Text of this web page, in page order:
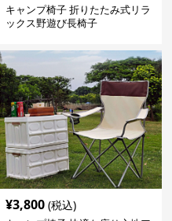
キャンプ椅子 折りたたみ式リラ
ックス野遊び長椅子
¥3,800 (税込)